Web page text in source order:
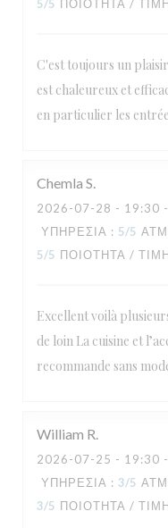
5/5 ΠΟΙΌΤΗΤΑ /
C'est toujours un
est chaleureux et
en particulier les
Chemla S
2026-07-28 - 19:30
ΥΠΗΡΕΣΊΑ : 5/5
5/5 ΠΟΙΌΤΗΤΑ /
Excellent voilà
de loin La cuisine et
recommande sans
William R
2026-07-25 - 19:30
ΥΠΗΡΕΣΊΑ : 3/5
3/5 ΠΟΙΌΤΗΤΑ /